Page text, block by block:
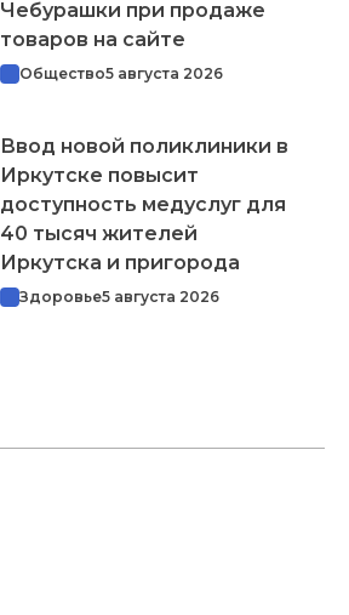
Чебурашки при продаже
товаров на сайте
Общество5 августа 2026
Ввод новой поликлиники в
Иркутске повысит
доступность медуслуг для
40 тысяч жителей
Иркутска и пригорода
Здоровье5 августа 2026